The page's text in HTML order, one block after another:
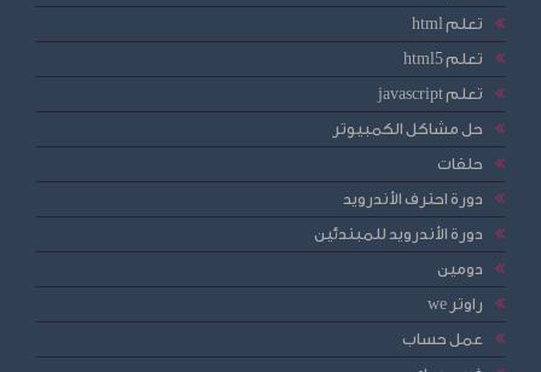
تعلم html
تعلم html5
تعلم javascript
حل مشاكل الكمبيوتر
حلقات
دورة احترف الأندرويد
دورة الأندرويد للمبتدئين
دومين
راوتر we
عمل حساب